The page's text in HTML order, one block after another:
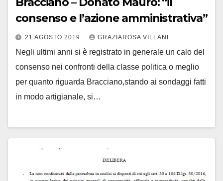
consenso e l’azione amministrativa”
21 AGOSTO 2019 GRAZIAROSA VILLANI
Negli ultimi anni si è registrato in generale un calo del
consenso nei confronti della classe politica o meglio
per quanto riguarda Bracciano,stando ai sondaggi fatti
in modo artigianale, si…